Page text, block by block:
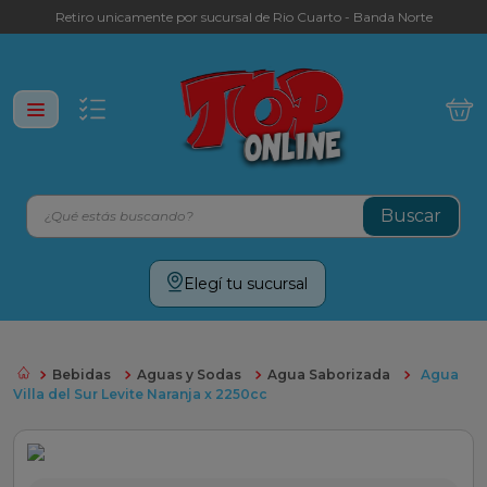
Retiro unicamente por sucursal de Rio Cuarto - Banda Norte
¿Qué estás buscando?
Elegí tu sucursal
Bebidas Aguas y Sodas Agua Saborizada
Agua
Villa del Sur Levite Naranja x 2250cc
Términos más buscados
cafe